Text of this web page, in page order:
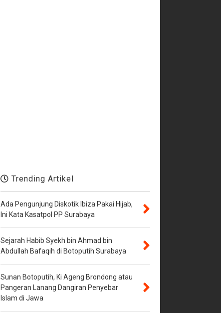
Trending Artikel
Ada Pengunjung Diskotik Ibiza Pakai Hijab,
Ini Kata Kasatpol PP Surabaya
Sejarah Habib Syekh bin Ahmad bin
Abdullah Bafaqih di Botoputih Surabaya
Sunan Botoputih, Ki Ageng Brondong atau
Pangeran Lanang Dangiran Penyebar
Islam di Jawa